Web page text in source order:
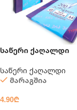
საწერი ქაღალდი
საწერი ქაღალდი
მარაგშია
4.90₾